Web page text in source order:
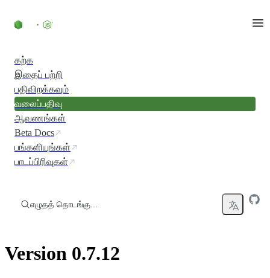
கற்க
இதைப் பற்றி
பதிவிறக்கவும்
வலைப்பதிவு
ஆவணங்கள்
Beta Docs
பங்களியுங்கள்
பாடப்பிரிவுகள்
எழுதத் தொடங்கு...
Version 0.7.12